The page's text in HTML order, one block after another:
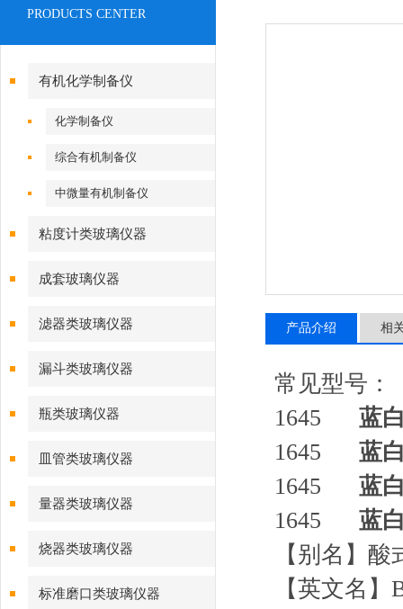
PRODUCTS CENTER
有机化学制备仪
化学制备仪
综合有机制备仪
中微量有机制备仪
粘度计类玻璃仪器
成套玻璃仪器
滤器类玻璃仪器
漏斗类玻璃仪器
瓶类玻璃仪器
皿管类玻璃仪器
量器类玻璃仪器
烧器类玻璃仪器
标准磨口类玻璃仪器
产品介绍 相
常见型号：
1645 蓝
1645 蓝
1645 蓝
1645 蓝
【别名】
【英文名】